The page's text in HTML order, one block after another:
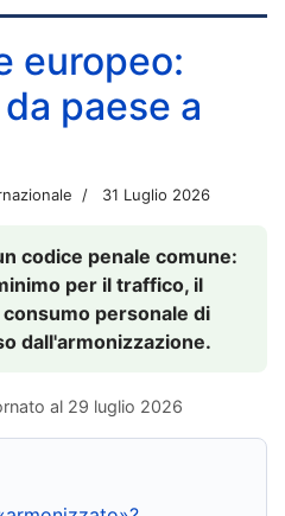
europeo:
paese a
31 Luglio 2026
codice penale comune:
per il traffico, il
personale di
dall'armonizzazione.
al 29 luglio 2026